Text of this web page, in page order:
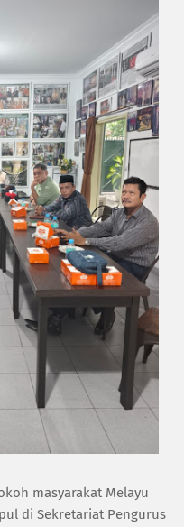
masyarakat Melayu
di Sekretariat Pengurus